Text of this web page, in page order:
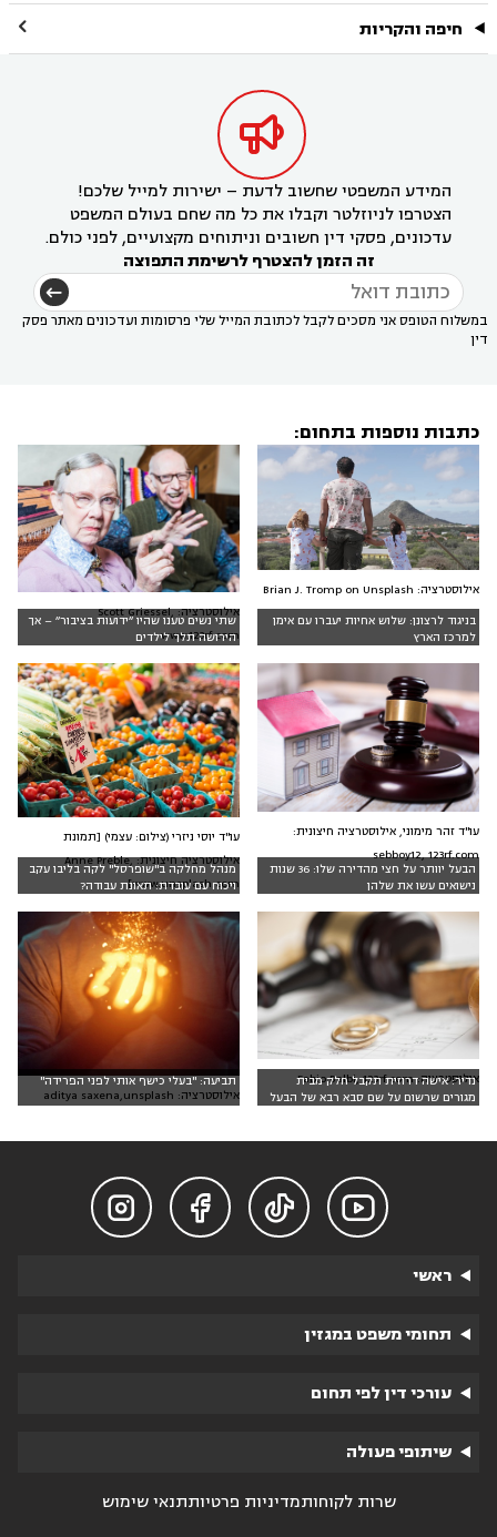
חיפה והקריות 

המידע המשפטי שחשוב לדעת – ישירות למייל שלכם!
הצטרפו לניוזלטר וקבלו את כל מה שחם בעולם המשפט
עדכונים, פסקי דין חשובים וניתוחים מקצועיים, לפני כולם.
זה הזמן להצטרף לרשימת התפוצה
במשלוח הטופס אני מסכים לקבל לכתובת המייל שלי פרסומות ועדכונים מאתר פסק
דין
כתבות נוספות בתחום:
בניגוד לרצונן: שלוש אחיות יעברו עם אימן
למרכז הארץ
אילוסטרציה: Brian J. Tromp on Unsplash
שתי נשים טענו שהיו ״ידועות בציבור״ – אך
הירושה תלך לילדים
אילוסטרציה: Scott Griessel,
www.123rf.com
הבעל יוותר על חצי מהדירה שלו: 36 שנות
נישואים עשו את שלהן
עו"ד זהר מימוני, אילוסטרציה חיצונית:
sebboy12, 123rf.com
מנהל מחלקה ב"שופרסל" לקה בליבו עקב
ויכוח עם עובדת: תאונת עבודה?
עו"ד יוסי ניזרי (צילום: עצמי) [תמונת
אילוסטרציה חיצונית: Anne Preble,
www.unsplash.com]
נדיר: אישה דרוזית תקבל חלק מבית
מגורים שרשום על שם סבא רבא של הבעל
אילוסטרציה: Fabio Balbi, 123rf.com
תביעה: "בעלי כישף אותי לפני הפרידה"
אילוסטרציה: aditya saxena,unsplash




ראשי
תחומי משפט במגזין
עורכי דין לפי תחום
שיתופי פעולה
שרות לקוחותמדיניות פרטיותתנאי שימוש